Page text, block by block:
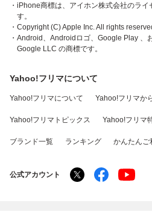
・iPhone商標は、アイホン株式会社のラ
す。
・Copyright (C) Apple Inc. All rights
・Android、Androidロゴ、Google Play 、
Google LLC の商標です。
Yahoo!フリマについて
Yahoo!フリマについて Yahoo!フリマか
Yahoo!フリマトピックス Yahoo!フリマ
ブランド一覧 ランキング かんたんご
公式アカウント